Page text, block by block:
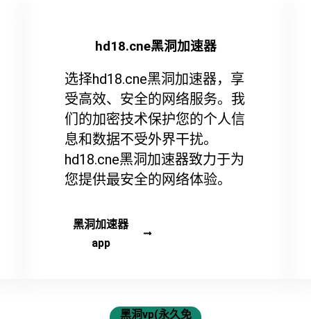
hd18.cne黑洞加速器
选择hd18.cne黑洞加速器，享
受高效、安全的网络服务。我
们的加密技术保护您的个人信
息和数据不受外界干扰。
hd18.cne黑洞加速器致力于为
您提供最安全的网络体验。
黑洞加速器
app
黑洞vp(永久免